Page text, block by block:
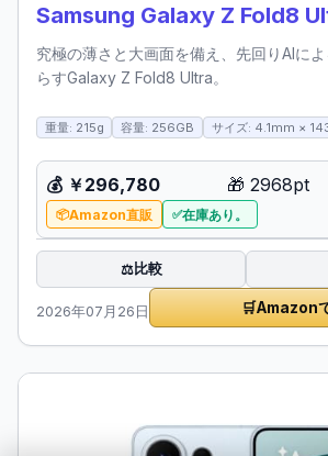
Samsung Galaxy Z Fold8
究極の薄さと大画面を備え、先回りAIに
らすGalaxy Z Fold8 Ultra。
重量: 215g 容量: 256GB サイズ: 4.1mm ×
💰 ￥296,780 🎁 2968pt
Amazon直販 在庫あり。
⚖️比較
2026年07月26日 🛒Amazon